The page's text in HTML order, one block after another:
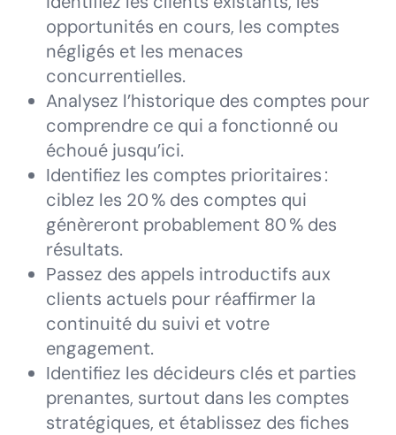
opportunités en cours, les comptes
négligés et les menaces
concurrentielles.
Analysez l’historique des comptes pour
comprendre ce qui a fonctionné ou
échoué jusqu’ici.
Identifiez les comptes prioritaires :
ciblez les 20 % des comptes qui
génèreront probablement 80 % des
résultats.
Passez des appels introductifs aux
clients actuels pour réaffirmer la
continuité du suivi et votre
engagement.
Identifiez les décideurs clés et parties
prenantes, surtout dans les comptes
stratégiques, et établissez des fiches